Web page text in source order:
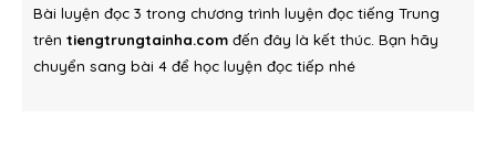
Bài luyện đọc 3 trong chương trình luyện đọc tiếng Trung
trên tiengtrungtainha.com đến đây là kết thúc. Bạn hãy
chuyển sang bài 4 để học luyện đọc tiếp nhé